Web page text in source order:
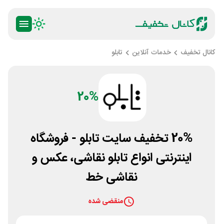
کانال تخفیف خدمات آنلاین تابلو
20%
20% تخفیف سایت تابلو - فروشگاه
اینترنتی انواع تابلو نقاشی، عکس و
نقاشی خط
منقضی شده